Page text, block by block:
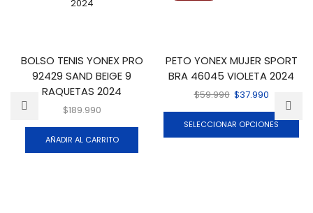
BOLSO TENIS YONEX PRO
92429 SAND BEIGE 9
RAQUETAS 2024
$189.990
AÑADIR AL CARRITO
PETO YONEX MUJER SPORT
BRA 46045 VIOLETA 2024
$59.990 $37.990
SELECCIONAR OPCIONES